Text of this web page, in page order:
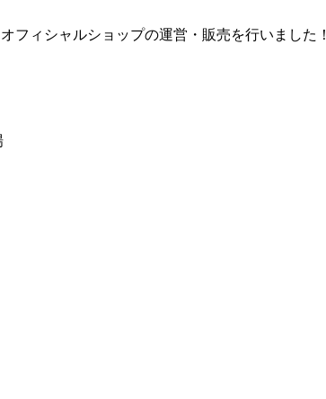
フィシャルショップの運営・販売を行いました！